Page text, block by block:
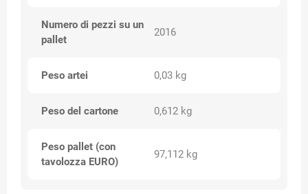
Numero di pezzi su un
pallet
2016
Peso artei 0,03 kg
Peso del cartone 0,612 kg
Peso pallet (con
tavolozza EURO)
97,112 kg